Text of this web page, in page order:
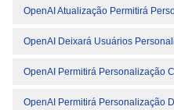
OpenAI Atualização Permitirá
OpenAI Deixará Usuários
OpenAI Permitirá Personalização
OpenAI Permitirá Personalização